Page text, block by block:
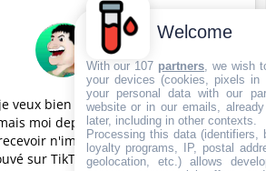
veux bien croire vos histoires de
moi depuis que je bois du jus de
n'importe quel sang sans
sur TikTok ! Arrêtez de stresser les
Welcome
With our 107 partners, we wish
your devices (cookies, pixels
your personal data with our
website or in our emails,
later, including in other contexts.
Processing this data (identifiers,
loyalty programs, IP, postal
geolocation, etc.) allows